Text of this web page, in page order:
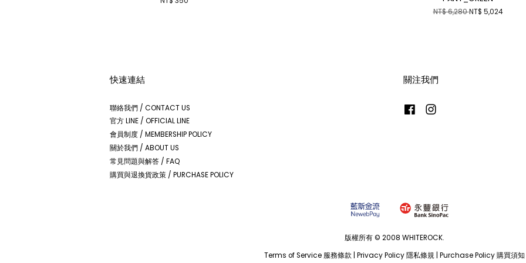
NT$ 6,280NT$ 5,024
快速連結
聯絡我們 / CONTACT US
官方 LINE / OFFICIAL LINE
會員制度 / MEMBERSHIP POLICY
關於我們 / ABOUT US
常見問題與解答 / FAQ
購買與退換貨政策 / PURCHASE POLICY
關注我們
Facebook
版權所有 © 2008 WHITEROCK.
Terms of Service 服務條款 Privacy Policy 隱私條規 Purchase Policy 購買須知